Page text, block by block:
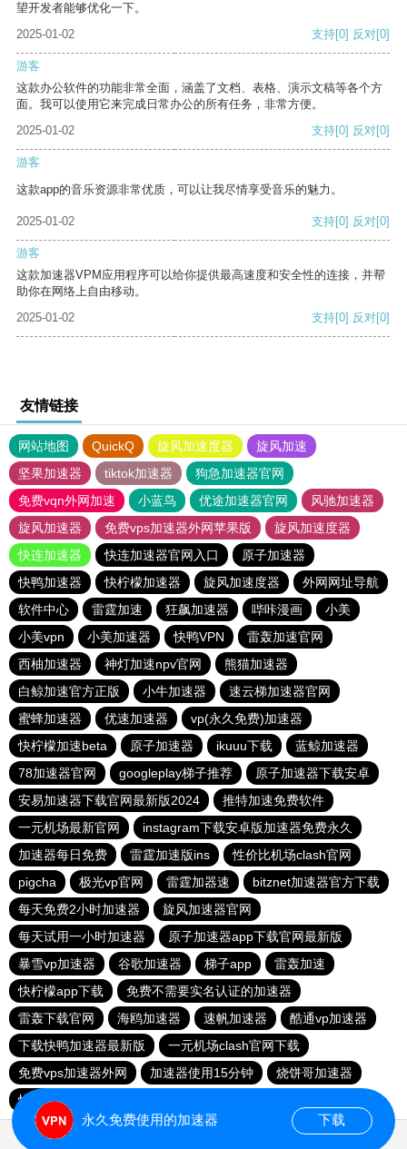
望开发者能够优化一下。
2025-01-02
支持[0] 反对[0]
游客
这款办公软件的功能非常全面，涵盖了文档、表格、演示文稿等各个方
面。我可以使用它来完成日常办公的所有任务，非常方便。
2025-01-02
支持[0] 反对[0]
游客
这款app的音乐资源非常优质，可以让我尽情享受音乐的魅力。
2025-01-02 支持[0] 反对[0]
游客
这款加速器VPM应用程序可以给你提供最高速度和安全性的连接，并帮
助你在网络上自由移动。
2025-01-02
支持[0] 反对[0]
友情链接
网站地图 QuickQ 旋风加速度器
旋风加速
坚果加速器
tiktok加速器
狗急加速器官网
免费vqn外网加速
小蓝鸟 优途加速器官网
风驰加速器
旋风加速器
免费vps加速器外网苹果版
旋风加速度器
快连加速器
快连加速器官网入口
原子加速器
快鸭加速器
快柠檬加速器 旋风加速度器
外网网址导航
软件中心
雷霆加速 狂飙加速器 哔咔漫画
小美
小美vpn
小美加速器 快鸭VPN
雷轰加速官网
西柚加速器
神灯加速npv官网
熊猫加速器
白鲸加速官方正版
小牛加速器
速云梯加速器官网
蜜蜂加速器
优速加速器
vp(永久免费)加速器
快柠檬加速beta
原子加速器 ikuuu下载
蓝鲸加速器
78加速器官网
googleplay梯子推荐
原子加速器下载安卓
安易加速器下载官网最新版2024
推特加速免费软件
一元机场最新官网
instagram下载安卓版加速器免费永久
加速器每日免费
雷霆加速版ins
性价比机场clash官网
pigcha
极光vp官网 雷霆加器速
bitznet加速器官方下载
每天免费2小时加速器
旋风加速器官网
每天试用一小时加速器
原子加速器app下载官网最新版
暴雪vp加速器
谷歌加速器 梯子app
雷轰加速
快柠檬app下载
免费不需要实名认证的加速器
雷轰下载官网
海鸥加速器 速帆加速器
酷通vp加速器
下载快鸭加速器最新版
一元机场clash官网下载
免费vps加速器外网
加速器使用15分钟
烧饼哥加速器
快鸭加速app下载官网
永久免费使用的加速器 下载